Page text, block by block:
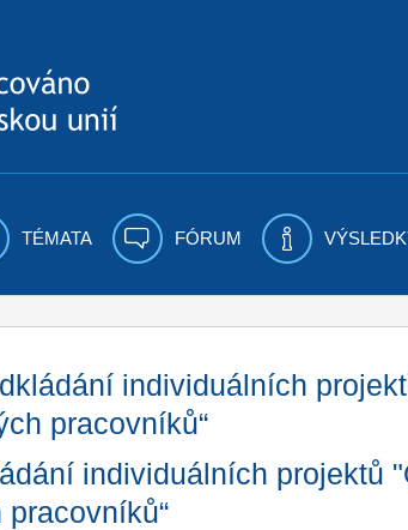
TÉMATA FÓRUM
individuálních
pracovníků“
individuálních projektů